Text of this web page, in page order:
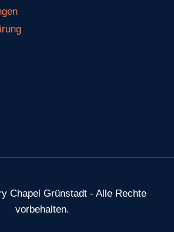
Chapel Grünstadt - Alle Rechte
vorbehalten.